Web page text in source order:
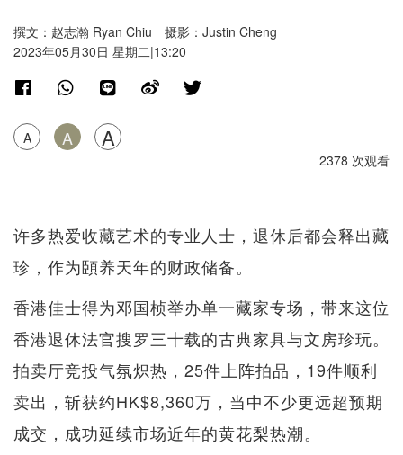
撰文：赵志瀚 Ryan Chiu 摄影：Justin Cheng
2023年05月30日 星期二|13:20
A A A
2378 次观看
许多热爱收藏艺术的专业人士，退休后都会释出藏
珍，作为頣养天年的财政储备。
香港佳士得为邓国桢举办单一藏家专场，带来这位
香港退休法官搜罗三十载的古典家具与文房珍玩。
拍卖厅竞投气氛炽热，25件上阵拍品，19件顺利
卖出，斩获约HK$8,360万，当中不少更远超预期
成交，成功延续市场近年的黄花梨热潮。